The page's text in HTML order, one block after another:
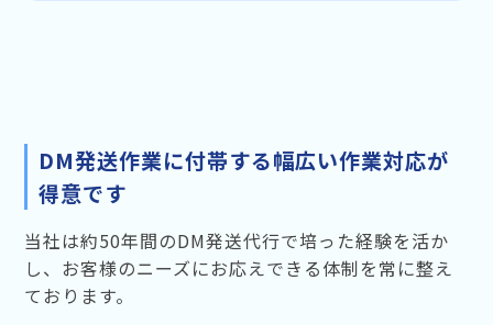
DM発送作業に付帯する幅広い作業対応が
得意です
当社は約50年間のDM発送代行で培った経験を活か
し、お客様のニーズにお応えできる体制を常に整え
ております。